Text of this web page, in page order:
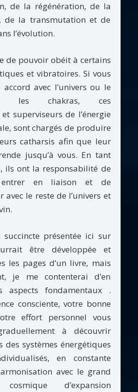
de la régénération, de la
de la transmutation et de
l’évolution.
de pouvoir obéit à certains
et vibratoires. Si vous
accord avec l’univers ou le
les chakras, ces
superviseurs de l’énergie
sont chargés de produire
catharsis afin que leur
jusqu’à vous. En tant
ils ont la responsabilité de
en liaison et de
avec le reste de l’univers et
succincte présentée ici sur
être développée et
les pages d’un livre, mais
je me contenterai d’en
aspects fondamentaux .
consciente, votre bonne
effort personnel vous
à découvrir
des systèmes énergétiques
en constante
avec le grand
cosmique d’expansion